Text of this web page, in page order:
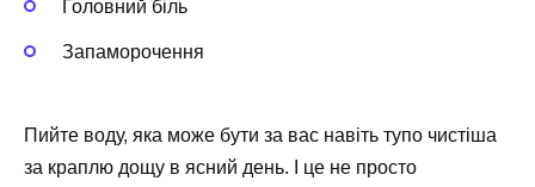
Головний біль
Запаморочення
Пийте воду, яка може бути за вас навіть тупо чистіша
за краплю дощу в ясний день. І це не просто